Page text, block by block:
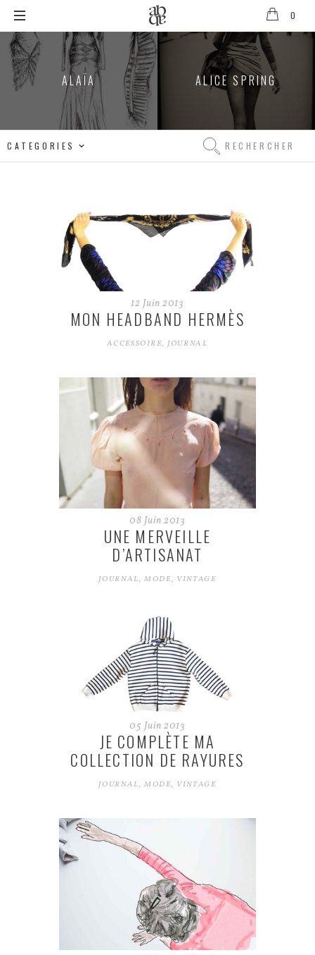
ALIX
B.
D'ANTHENAY
0
ALAÏA ALICE SPRING
Rechercher
Rechercher
12 Juin 2013
MON HEADBAND HERMÈS
ACCESSOIRE,JOURNAL
08 Juin 2013
UNE MERVEILLE
D’ARTISANAT
JOURNAL,MODE, VINTAGE
05 Juin 2013
JE COMPLÈTE MA
COLLECTION DE RAYURES
JOURNAL,MODE, VINTAGE